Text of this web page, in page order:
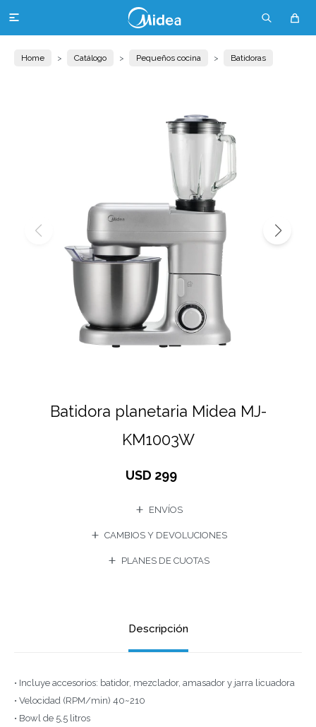

Home Catálogo Pequeños cocina Batidoras
Batidora planetaria Midea MJ-
KM1003W
USD 299
ENVÍOS
CAMBIOS Y DEVOLUCIONES
PLANES DE CUOTAS
Descripción
• Incluye accesorios: batidor, mezclador, amasador y jarra licuadora
• Velocidad (RPM/min) 40~210
• Bowl de 5,5 litros